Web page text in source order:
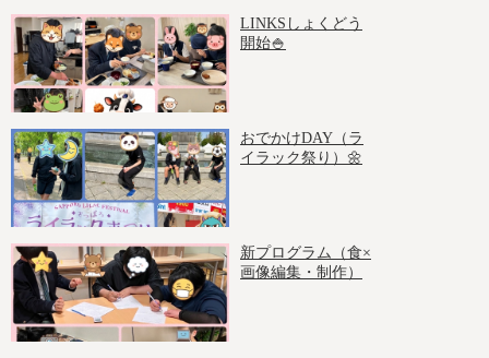
LINKSしょくどう
開始🍚
おでかけDAY（ラ
イラック祭り）🌼
新プログラム（食×
画像編集・制作）